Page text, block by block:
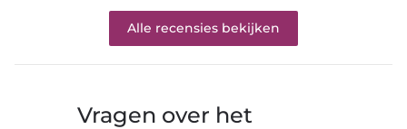
Alle recensies bekijken
Vragen over het